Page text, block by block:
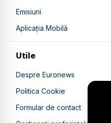
Emisiuni
Aplicația Mobilă
Utile
Despre Euronews
Politica Cookie
Formular de contact